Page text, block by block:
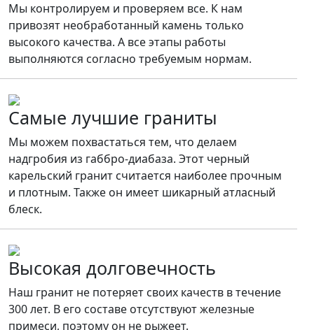
Мы контролируем и проверяем все. К нам
привозят необработанный камень только
высокого качества. А все этапы работы
выполняются согласно требуемым нормам.
Самые лучшие граниты
Мы можем похвастаться тем, что делаем
надгробия из габбро-диабаза. Этот черный
карельский гранит считается наиболее прочным
и плотным. Также он имеет шикарный атласный
блеск.
Высокая долговечность
Наш гранит не потеряет своих качеств в течение
300 лет. В его составе отсутствуют железные
примеси, поэтому он не рыжеет.